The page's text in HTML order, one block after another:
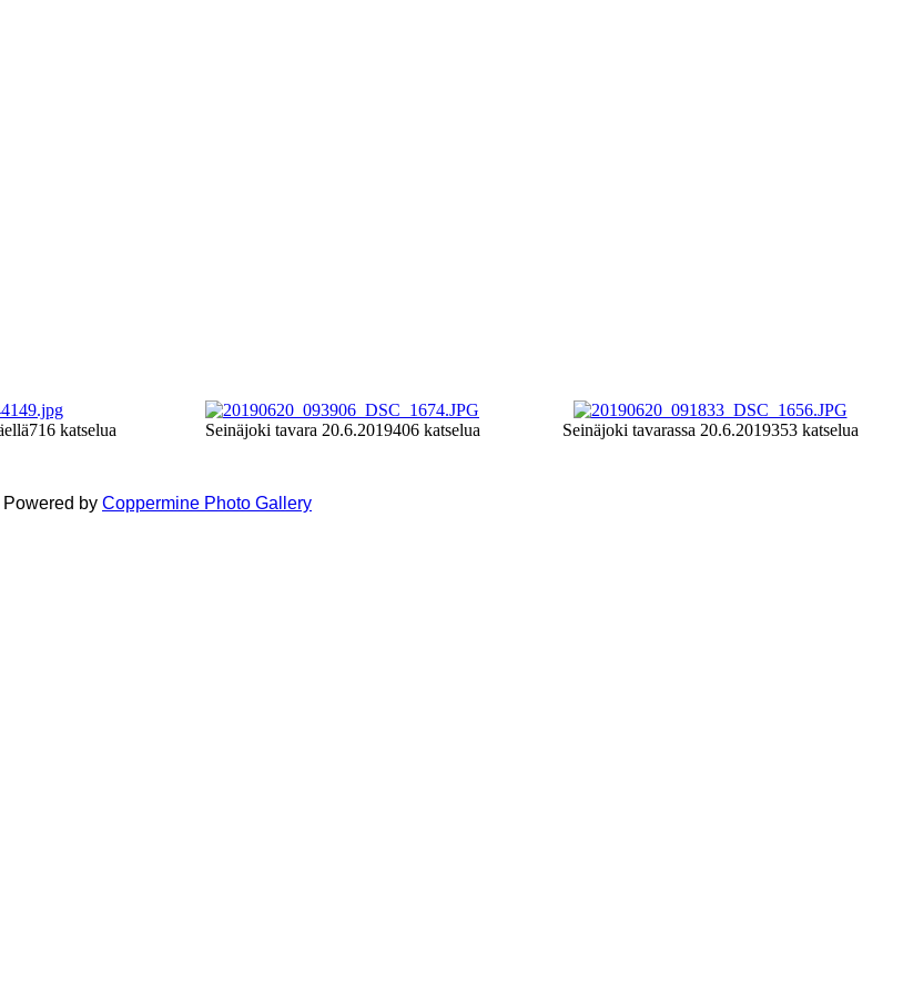
716 katselua Seinäjoki tavara 20.6.2019406 katselua Seinäjoki tavarassa 20.6.2019353 katselua
Powered by Coppermine Photo Gallery